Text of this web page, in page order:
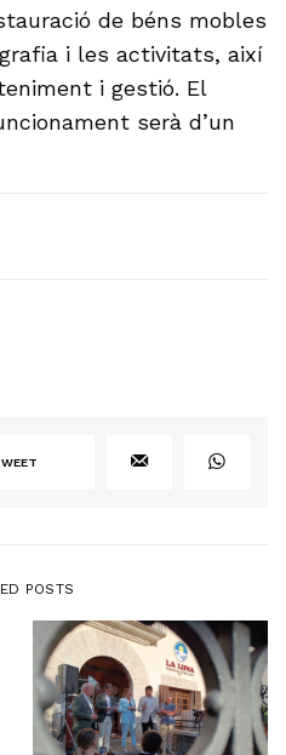
de béns mobles
i les activitats, així
i gestió. El
serà d’un
POSTS